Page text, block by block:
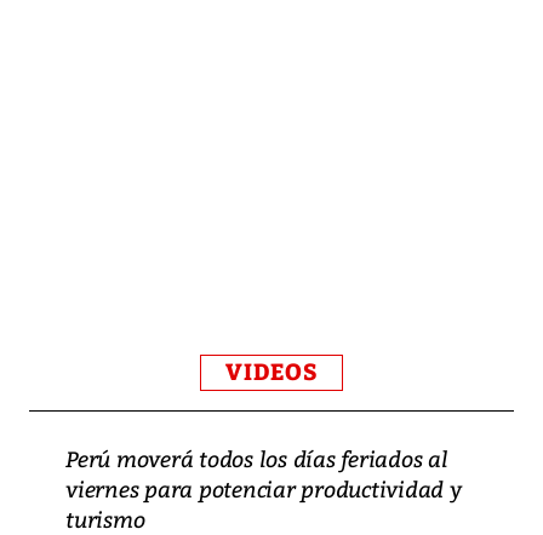
VIDEOS
Perú moverá todos los días feriados al
viernes para potenciar productividad y
turismo